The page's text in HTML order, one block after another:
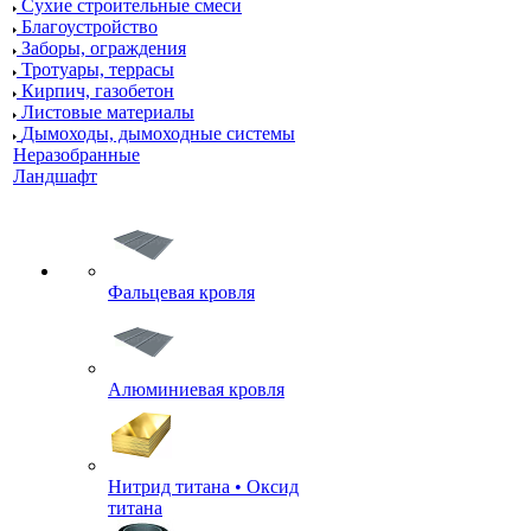
Сухие строительные смеси
Благоустройство
Заборы, ограждения
Тротуары, террасы
Кирпич, газобетон
Листовые материалы
Дымоходы, дымоходные системы
Неразобранные
Ландшафт
Фальцевая кровля
Алюминиевая кровля
Нитрид титана • Оксид
титана